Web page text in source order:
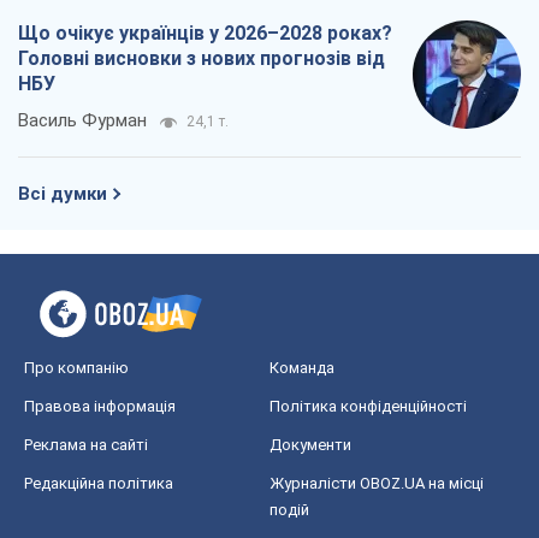
Що очікує українців у 2026–2028 роках?
Головні висновки з нових прогнозів від
НБУ
Василь Фурман 24,1 т.
Всі думки
Про компанію Команда
Правова інформація Політика конфіденційності
Реклама на сайті Документи
Редакційна політика
Журналісти OBOZ.UA на місці
подій